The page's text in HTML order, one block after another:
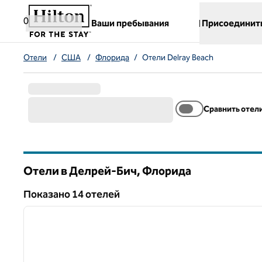
Перейти к содержанию
0
Ваши пребывания
,открывается новая вкладка
Отели / США / Флорида / Отели Delray Beach
Сравнить
Отели в Делрей-Бич,Флорида
Показанo 14 отелей
Показанo 14 отелей
1 из 12